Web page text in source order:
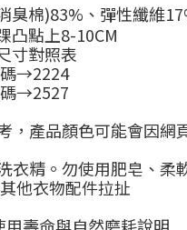
臭棉)83%、彈性纖維
凸點上8-10CM
寸對照表
碼→2224
→2527
，產品顏色可能會因
衣精。勿使用肥皂、
他衣物配件拉扯